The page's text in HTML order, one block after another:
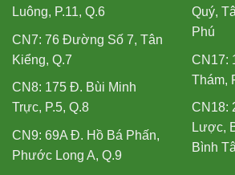
Luông, P.11, Q.6
CN7: 76 Đường Số 7, Tân
Kiểng, Q.7
CN8: 175 Đ. Bùi Minh
Trực, P.5, Q.8
CN9: 69A Đ. Hồ Bá Phấn,
Phước Long A, Q.9
Quý,
Phú
CN17:
Thám,
CN18:
Lược,
Bình